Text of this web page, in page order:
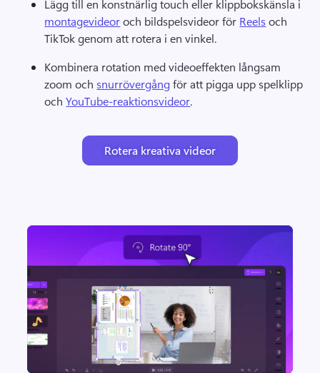
Lägg till en konstnärlig touch eller klippbokskänsla i
montagevideor och bildspelsvideor för Reels och
TikTok genom att rotera i en vinkel.
Kombinera rotation med videoeffekten långsam
zoom och snurrövergång för att pigga upp spelklipp
och YouTube-reaktionsvideor.
Rotera kreativa videor